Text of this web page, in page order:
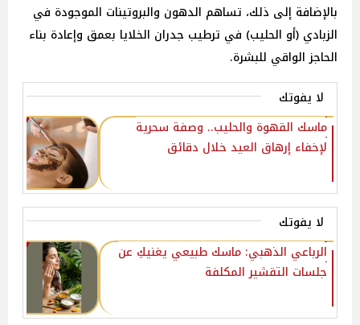
بالإضافة إلى ذلك، تساهم الدهون والبروتينات الموجودة في
الزبادي (أو الحليب) في ترطيب جدران الخلايا بعمق وإعادة بناء
الحاجز الواقي للبشرة.
لا يفوتك
ماسك القهوة والحليب.. وصفة سحرية
لإخفاء إرهاق العيد خلال دقائق
لا يفوتك
الرباعي الذهبي: ماسك طبيعي يغنيكِ عن
جلسات التقشير المكلفة